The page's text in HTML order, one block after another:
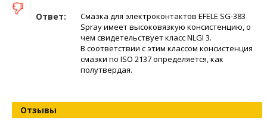
Ответ:
Смазка для электроконтактов EFELE SG-383
Spray имеет высоковязкую консистенцию, о
чем свидетельствует класс NLGI 3.
В соответствии с этим классом консистенция
смазки по ISO 2137 определяется, как
полутвердая.
Отзывы